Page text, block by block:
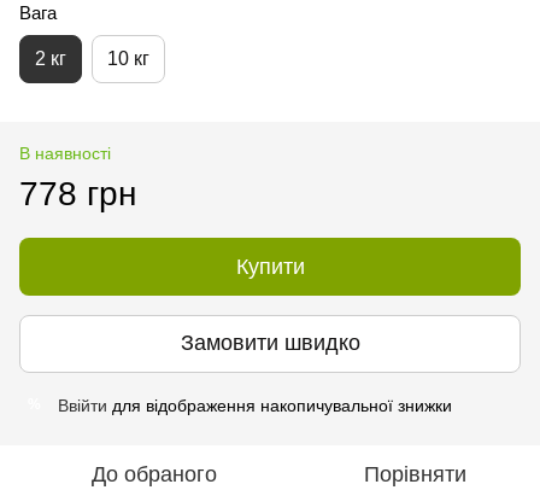
Вага
2 кг 10 кг
В наявності
778 грн
Купити
Замовити швидко
Ввійти для відображення накопичувальної знижки
До обраного Порівняти